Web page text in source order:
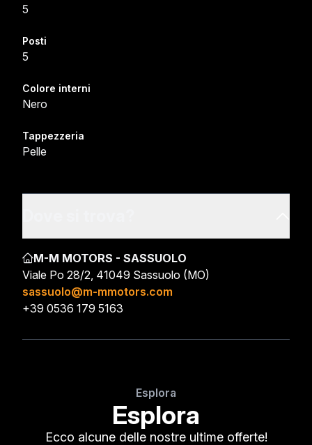
5
Posti
5
Colore interni
Nero
Tappezzeria
Pelle
M-M MOTORS - SASSUOLO
Viale Po 28/2, 41049 Sassuolo (MO)
sassuolo@m-mmotors.com
+39 0536 179 5163
Esplora
Esplora
Ecco alcune delle nostre ultime offerte!